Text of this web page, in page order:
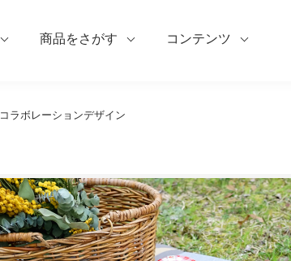
商品をさがす コンテンツ
コラボレーションデザイン